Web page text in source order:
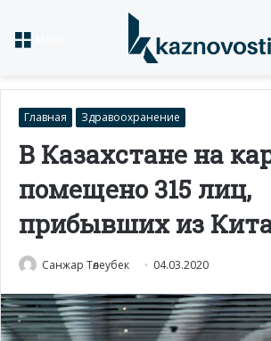
Главная Здравоохранение
В Казахстане на
помещено 315 лиц,
прибывших из
Санжар Төлеубек 04.03.2020